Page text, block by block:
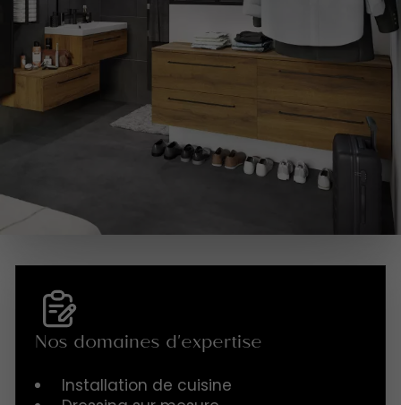
Nos domaines d'expertise
Installation de cuisine